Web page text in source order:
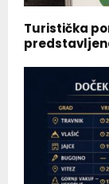
Turistička